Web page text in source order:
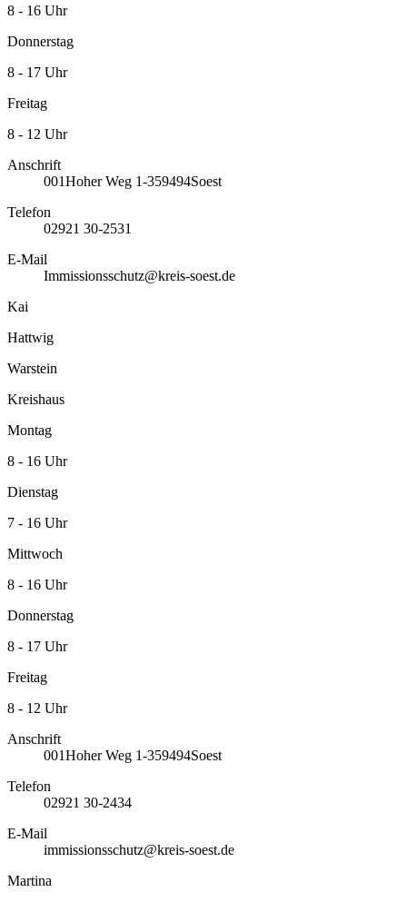
8 - 16 Uhr
Donnerstag
8 - 17 Uhr
Freitag
8 - 12 Uhr
Anschrift
001Hoher Weg 1-359494Soest
Telefon
02921 30-2531
E-Mail
Immissionsschutz@kreis-soest.de
Kai
Hattwig
Warstein
Kreishaus
Montag
8 - 16 Uhr
Dienstag
7 - 16 Uhr
Mittwoch
8 - 16 Uhr
Donnerstag
8 - 17 Uhr
Freitag
8 - 12 Uhr
Anschrift
001Hoher Weg 1-359494Soest
Telefon
02921 30-2434
E-Mail
immissionsschutz@kreis-soest.de
Martina